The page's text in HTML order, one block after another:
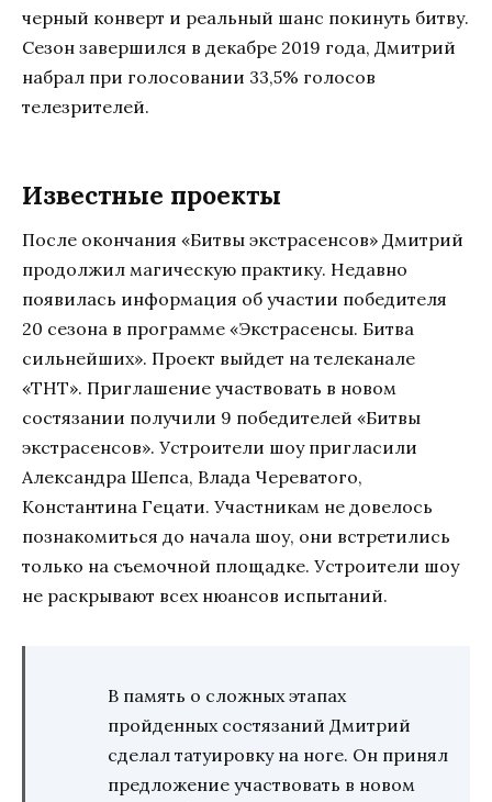
черный конверт и реальный шанс покинуть битву.
Сезон завершился в декабре 2019 года, Дмитрий
набрал при голосовании 33,5% голосов
телезрителей.
Известные проекты
После окончания «Битвы экстрасенсов» Дмитрий
продолжил магическую практику. Недавно
появилась информация об участии победителя
20 сезона в программе «Экстрасенсы. Битва
сильнейших». Проект выйдет на телеканале
«ТНТ». Приглашение участвовать в новом
состязании получили 9 победителей «Битвы
экстрасенсов». Устроители шоу пригласили
Александра Шепса, Влада Череватого,
Константина Гецати. Участникам не довелось
познакомиться до начала шоу, они встретились
только на съемочной площадке. Устроители шоу
не раскрывают всех нюансов испытаний.
В память о сложных этапах
пройденных состязаний Дмитрий
сделал татуировку на ноге. Он принял
предложение участвовать в новом